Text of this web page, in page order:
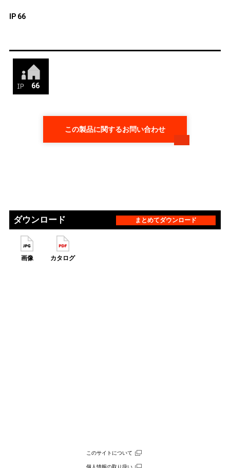
IP 66
66
この製品に関するお問い合わせ
ダウンロード まとめてダウンロード
画像 カタログ
このサイトについて
個人情報の取り扱い